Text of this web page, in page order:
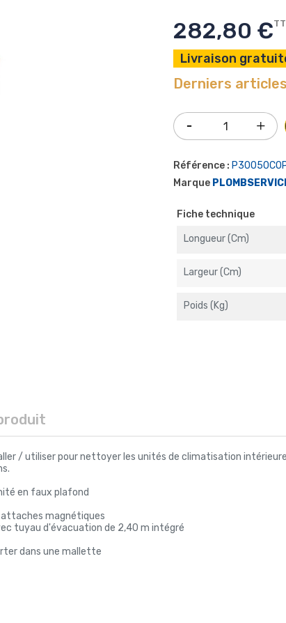
282,80 €
Livraison
Derniers
Référence :
Marque
Fiche technique
Longueur (cm)
Largeur (cm)
Poids (kg)
/ utiliser pour nettoyer les unités de climatisation
en faux plafond
magnétiques
tuyau d'évacuation de 2,40 m intégré
dans une mallette